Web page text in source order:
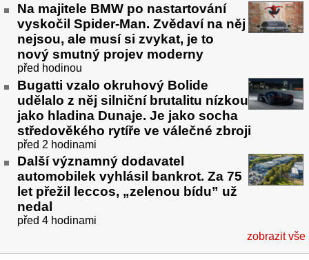
Na majitele BMW po nastartování
vyskočil Spider-Man. Zvědaví na něj
nejsou, ale musí si zvykat, je to
nový smutný projev moderny
před hodinou
Bugatti vzalo okruhový Bolide
udělalo z něj silniční brutalitu nízkou
jako hladina Dunaje. Je jako socha
středověkého rytíře ve válečné zbroji
před 2 hodinami
Další významný dodavatel
automobilek vyhlásil bankrot. Za 75
let přežil leccos, „zelenou bídu” už
nedal
před 4 hodinami
zobrazit vše